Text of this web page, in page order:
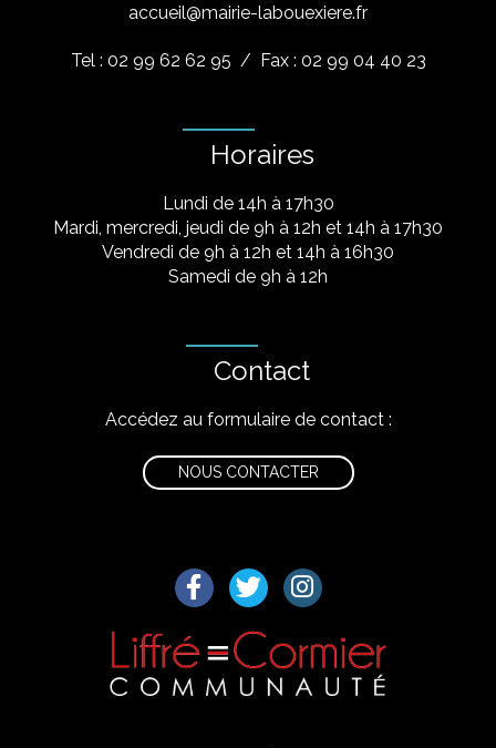
accueil@mairie-labouexiere.fr
Tel : 02 99 62 62 95 / Fax : 02 99 04 40 23
Horaires
Lundi de 14h à 17h30
Mardi, mercredi, jeudi de 9h à 12h et 14h à 17h30
Vendredi de 9h à 12h et 14h à 16h30
Samedi de 9h à 12h
Contact
Accédez au formulaire de contact :
NOUS CONTACTER
Lien vers le compte Facebook
Lien vers le compte Twitter
Lien vers le compte